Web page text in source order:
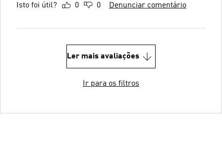
Isto foi útil? 0 0 Denunciar comentário
Ler mais avaliações
Ir para os filtros